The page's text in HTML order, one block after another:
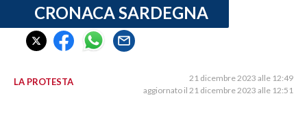
CRONACA SARDEGNA
CAGLIARI
SULCIS IGLESIENTE
CRONACA SARDEGNA
LA PROTESTA
21 dicembre 2023 alle 12:49
aggiornato il 21 dicembre 2023 alle 12:51